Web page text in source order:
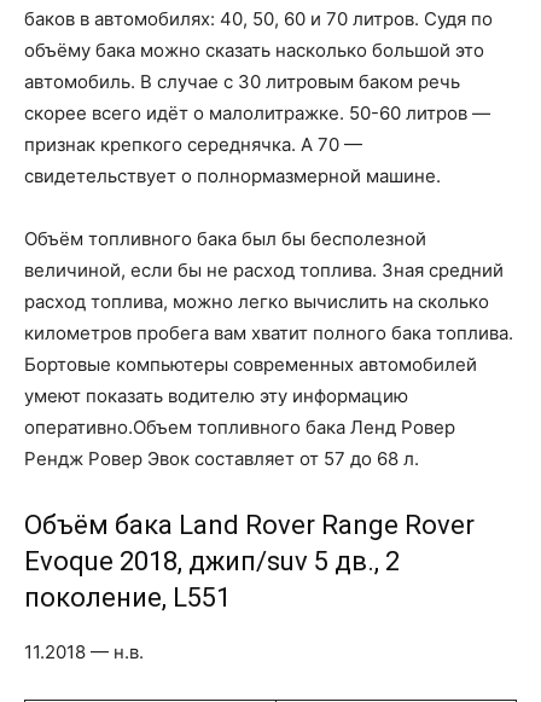
баков в автомобилях: 40, 50, 60 и 70 литров. Судя по
объёму бака можно сказать насколько большой это
автомобиль. В случае с 30 литровым баком речь
скорее всего идёт о малолитражке. 50-60 литров —
признак крепкого середнячка. А 70 —
свидетельствует о полнормазмерной машине.
Объём топливного бака был бы бесполезной
величиной, если бы не расход топлива. Зная средний
расход топлива, можно легко вычислить на сколько
километров пробега вам хватит полного бака топлива.
Бортовые компьютеры современных автомобилей
умеют показать водителю эту информацию
оперативно.Объем топливного бака Ленд Ровер
Рендж Ровер Эвок составляет от 57 до 68 л.
Объём бака Land Rover Range Rover
Evoque 2018, джип/suv 5 дв., 2
поколение, L551
11.2018 — н.в.